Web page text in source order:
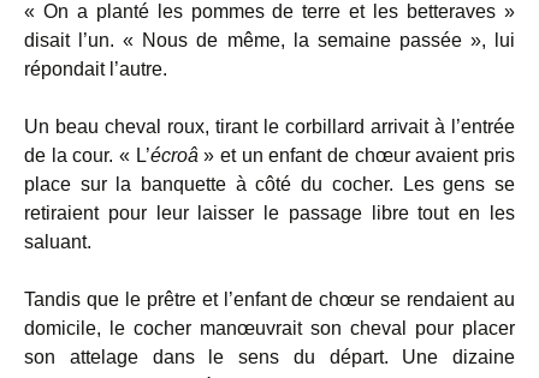
« On a planté les pommes de terre et les betteraves »
disait l’un. « Nous de même, la semaine passée », lui
répondait l’autre.
Un beau cheval roux, tirant le corbillard arrivait à l’entrée
de la cour. « L’écroâ » et un enfant de chœur avaient pris
place sur la banquette à côté du cocher. Les gens se
retiraient pour leur laisser le passage libre tout en les
saluant.
Tandis que le prêtre et l’enfant de chœur se rendaient au
domicile, le cocher manœuvrait son cheval pour placer
son attelage dans le sens du départ. Une dizaine